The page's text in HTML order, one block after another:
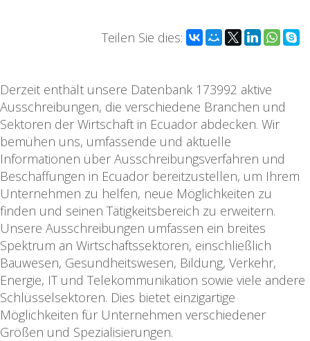
Teilen Sie dies:
Derzeit enthält unsere Datenbank 173992 aktive
Ausschreibungen, die verschiedene Branchen und
Sektoren der Wirtschaft in Ecuador abdecken. Wir
bemühen uns, umfassende und aktuelle
Informationen über Ausschreibungsverfahren und
Beschaffungen in Ecuador bereitzustellen, um Ihrem
Unternehmen zu helfen, neue Möglichkeiten zu
finden und seinen Tätigkeitsbereich zu erweitern.
Unsere Ausschreibungen umfassen ein breites
Spektrum an Wirtschaftssektoren, einschließlich
Bauwesen, Gesundheitswesen, Bildung, Verkehr,
Energie, IT und Telekommunikation sowie viele andere
Schlüsselsektoren. Dies bietet einzigartige
Möglichkeiten für Unternehmen verschiedener
Größen und Spezialisierungen.